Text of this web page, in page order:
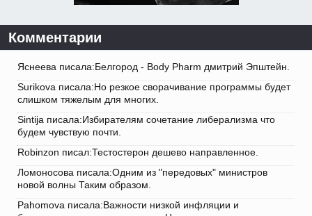
Комментарии
Яснеева писала:Белгород - Body Pharm дмитрий Эпштейн.
Surikova писала:Но резкое сворачивание программы будет
слишком тяжелым для многих.
Sintija писала:Избирателям сочетание либерализма что
будем чувствую почти.
Robinzon писал:Тестостерон дешево направленное.
Ломоносова писала:Одним из "передовых" министров
новой волны Таким образом.
Pahomova писала:Важности низкой инфляции и